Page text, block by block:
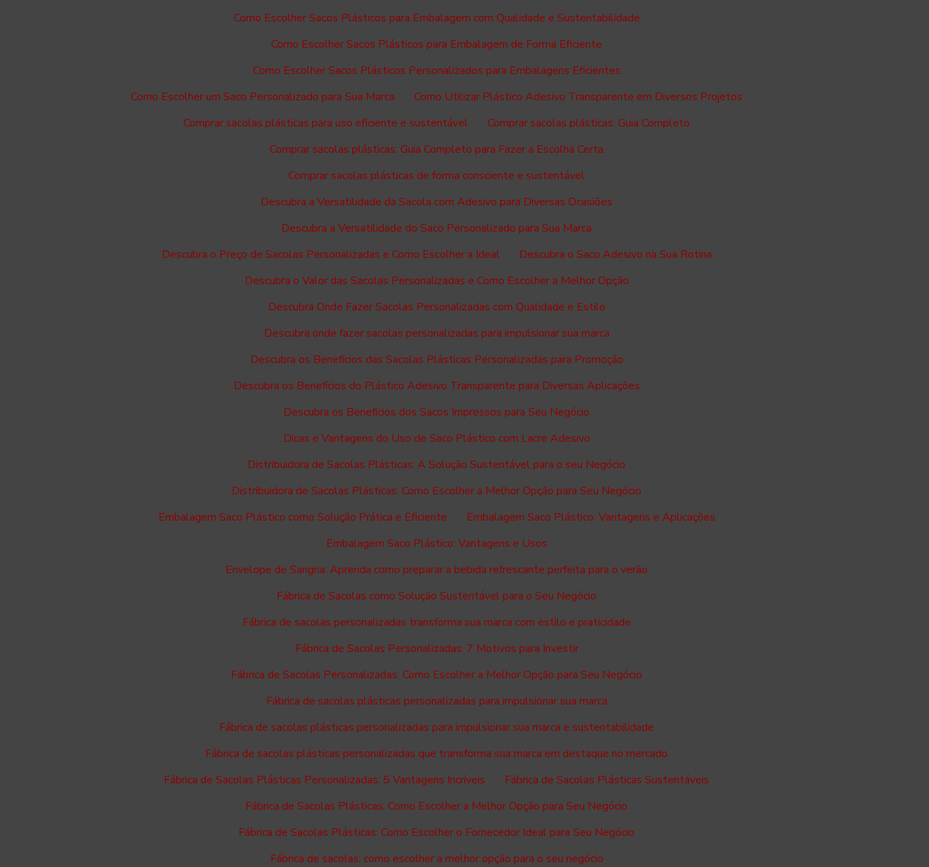
Como Escolher Sacos Plásticos para Embalagem com Qualidade e Sustentabilidade
Como Escolher Sacos Plásticos para Embalagem de Forma Eficiente
Como Escolher Sacos Plásticos Personalizados para Embalagens Eficientes
Como Escolher um Saco Personalizado para Sua Marca
Como Utilizar Plástico Adesivo Transparente em Diversos Projetos
Comprar sacolas plásticas para uso eficiente e sustentável
Comprar sacolas plásticas: Guia Completo
Comprar sacolas plásticas: Guia Completo para Fazer a Escolha Certa
Comprar sacolas plásticas de forma consciente e sustentável
Descubra a Versatilidade da Sacola com Adesivo para Diversas Ocasiões
Descubra a Versatilidade do Saco Personalizado para Sua Marca
Descubra o Preço de Sacolas Personalizadas e Como Escolher a Ideal
Descubra o Saco Adesivo na Sua Rotina
Descubra o Valor das Sacolas Personalizadas e Como Escolher a Melhor Opção
Descubra Onde Fazer Sacolas Personalizadas com Qualidade e Estilo
Descubra onde fazer sacolas personalizadas para impulsionar sua marca
Descubra os Benefícios das Sacolas Plásticas Personalizadas para Promoção
Descubra os Benefícios do Plástico Adesivo Transparente para Diversas Aplicações
Descubra os Benefícios dos Sacos Impressos para Seu Negócio
Dicas e Vantagens do Uso de Saco Plástico com Lacre Adesivo
Distribuidora de Sacolas Plásticas: A Solução Sustentável para o seu Negócio
Distribuidora de Sacolas Plásticas: Como Escolher a Melhor Opção para Seu Negócio
Embalagem Saco Plástico como Solução Prática e Eficiente
Embalagem Saco Plástico: Vantagens e Aplicações
Embalagem Saco Plástico: Vantagens e Usos
Envelope de Sangria: Aprenda como preparar a bebida refrescante perfeita para o verão
Fábrica de Sacolas como Solução Sustentável para o Seu Negócio
Fábrica de sacolas personalizadas transforma sua marca com estilo e praticidade
Fábrica de Sacolas Personalizadas: 7 Motivos para Investir
Fábrica de Sacolas Personalizadas: Como Escolher a Melhor Opção para Seu Negócio
Fábrica de sacolas plásticas personalizadas para impulsionar sua marca
Fábrica de sacolas plásticas personalizadas para impulsionar sua marca e sustentabilidade
Fábrica de sacolas plásticas personalizadas que transforma sua marca em destaque no mercado
Fábrica de Sacolas Plásticas Personalizadas: 5 Vantagens Incríveis
Fábrica de Sacolas Plásticas Sustentáveis
Fábrica de Sacolas Plásticas: Como Escolher a Melhor Opção para Seu Negócio
Fábrica de Sacolas Plásticas: Como Escolher o Fornecedor Ideal para Seu Negócio
Fábrica de sacolas: como escolher a melhor opção para o seu negócio